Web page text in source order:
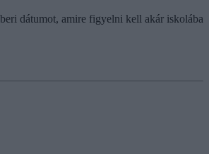
dátumot, amire figyelni kell akár iskolába